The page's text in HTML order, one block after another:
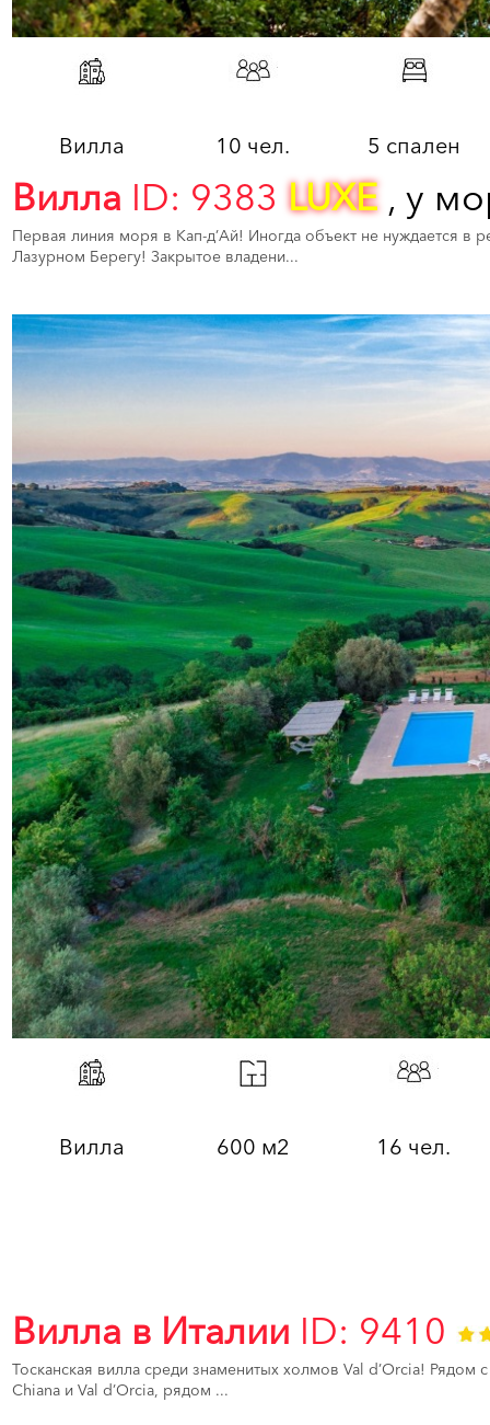
Вилла 10 чел. 5 спален
Вилла ID: 9383 LUXE , у
Первая линия моря в Кап-д’Ай! Иногда объект не нуждается в
Лазурном Берегу! Закрытое владени...
Вилла 600 м2 16 чел.
Вилла в Италии ID: 9410
Тосканская вилла среди знаменитых холмов Val d’Orcia!
Chiana и Val d’Orcia, рядом ...